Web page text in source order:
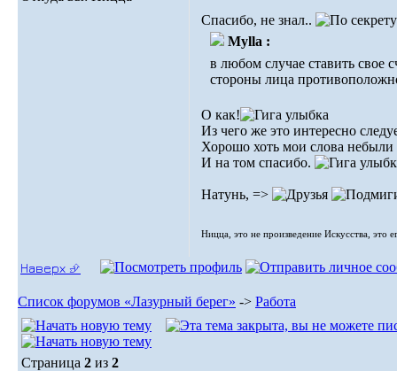
Спасибо, не знал..
Mylla :
в любом случае ставить свое
стороны лица
О как!
Из чего же это интересно
Хорошо хоть мои слова небыли
И на том спасибо.
Натунь, =>
Ницца, это не произведение Искусства, это
Наверх ⮵
Список форумов «Лазурный берег» -> Работа
Страница 2 из 2